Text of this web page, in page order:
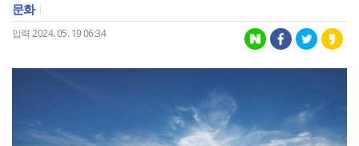
문화
입력 2024. 05. 19 06:34